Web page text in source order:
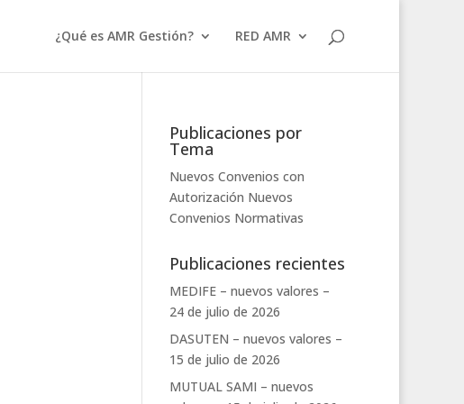
¿Qué es AMR Gestión? RED AMR
Publicaciones por
Tema
Nuevos Convenios con
Autorización Nuevos
Convenios Normativas
Publicaciones recientes
MEDIFE – nuevos valores –
24 de julio de 2026
DASUTEN – nuevos valores –
15 de julio de 2026
MUTUAL SAMI – nuevos